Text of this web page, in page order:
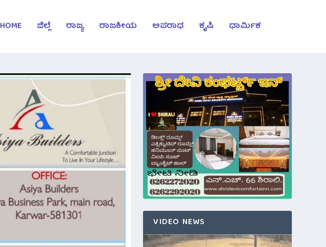
HOME ಜಿಲ್ಲೆ ರಾಜ್ಯ ರಾಜಕೀಯ ಅಪರಾಧ ಕೃಷಿ ಧಾರ್ಮಿಕ
VIDEO NEWS